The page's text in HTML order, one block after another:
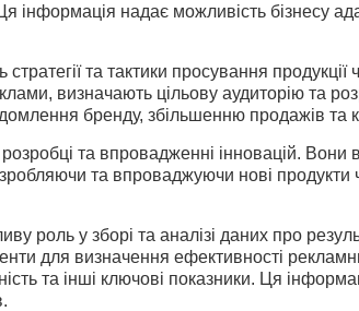
інформація надає можливість бізнесу
та тактики просування
визначають цільову аудиторію та
бренду, збільшенню продажів та
та впровадженні інновацій. Вони
та впроваджуючи нові продукти
роль у зборі та аналізі даних про
для визначення ефективності
та інші ключові показники. Ця